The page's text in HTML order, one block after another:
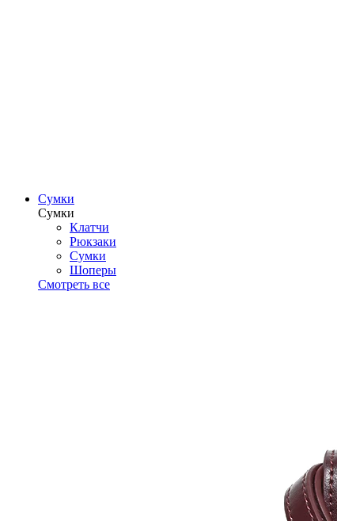
Сумки
Сумки
Клатчи
Рюкзаки
Сумки
Шоперы
Смотреть все